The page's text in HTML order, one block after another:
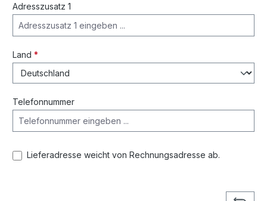
Adresszusatz 1
Land *
Telefonnummer
Lieferadresse weicht von Rechnungsadresse ab.